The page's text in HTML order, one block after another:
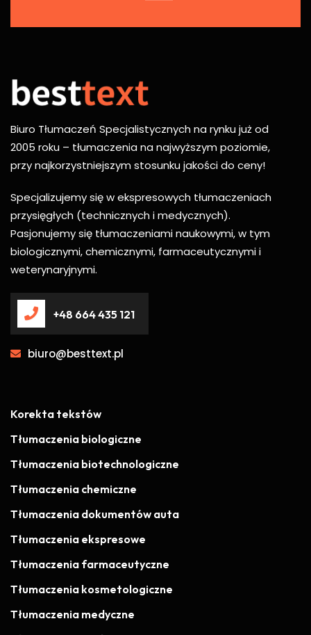
Biuro Tłumaczeń Specjalistycznych na rynku już od
2005 roku – tłumaczenia na najwyższym poziomie,
przy najkorzystniejszym stosunku jakości do ceny!
Specjalizujemy się w ekspresowych tłumaczeniach
przysięgłych (technicznych i medycznych).
Pasjonujemy się tłumaczeniami naukowymi, w tym
biologicznymi, chemicznymi, farmaceutycznymi i
weterynaryjnymi.
+48 664 435 121
biuro@besttext.pl
Korekta tekstów
Tłumaczenia biologiczne
Tłumaczenia biotechnologiczne
Tłumaczenia chemiczne
Tłumaczenia dokumentów auta
Tłumaczenia ekspresowe
Tłumaczenia farmaceutyczne
Tłumaczenia kosmetologiczne
Tłumaczenia medyczne